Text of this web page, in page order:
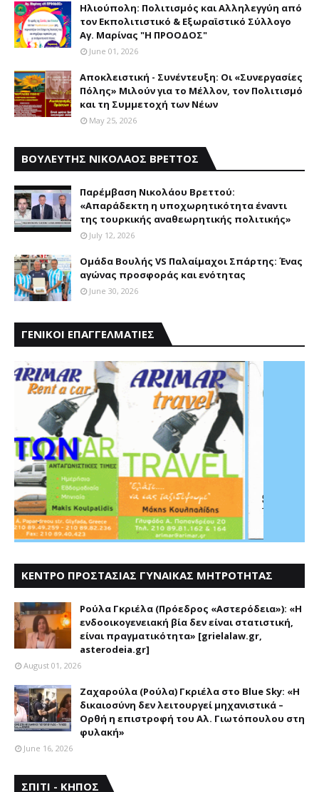
Ηλιούπολη: Πολιτισμός και Aλληλεγγύη από
τον Εκπολιτιστικό & Εξωραϊστικό Σύλλογο
Αγ. Μαρίνας "Η ΠΡΟΟΔΟΣ"
June 01, 2026
Αποκλειστική - Συνέντευξη: Οι «Συνεργασίες
Πόλης» Μιλούν για το Μέλλον, τον Πολιτισμό
και τη Συμμετοχή των Νέων
May 25, 2026
ΒΟΥΛΕΥΤΗΣ ΝΙΚΟΛΑΟΣ ΒΡΕΤΤΟΣ
Παρέμβαση Nικολάου Bρεττού:
«Aπαράδεκτη η υποχωρητικότητα έναντι
της τουρκικής αναθεωρητικής πολιτικής»
July 12, 2026
Ομάδα Βουλής VS Παλαίμαχοι Σπάρτης: Ένας
αγώνας προσφοράς και ενότητας
June 30, 2026
ΓΕΝΙΚΟΙ ΕΠΑΓΓΕΛΜΑΤΙΕΣ
ΚΕΝΤΡΟ ΠΡΟΣΤΑΣΙΑΣ ΓΥΝΑΙΚΑΣ ΜΗΤΡΟΤΗΤΑΣ
Ρούλα Γκριέλα (Πρόεδρος «Αστερόδεια»): «Η
ενδοοικογενειακή βία δεν είναι στατιστική,
είναι πραγματικότητα» [grielalaw.gr,
asterodeia.gr]
August 01, 2026
Ζαχαρούλα (Ρούλα) Γκριέλα στο Blue Sky: «Η
δικαιοσύνη δεν λειτουργεί μηχανιστικά –
Ορθή η επιστροφή του Αλ. Γιωτόπουλου στη
φυλακή»
June 16, 2026
ΣΠΙΤΙ - ΚΗΠΟΣ